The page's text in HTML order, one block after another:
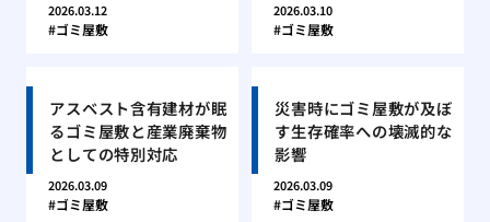
2026.03.12
ゴミ屋敷
2026.03.10
ゴミ屋敷
アスベスト含有建材が眠
るゴミ屋敷と産業廃棄物
としての特別対応
2026.03.09
ゴミ屋敷
災害時にゴミ屋敷が及ぼ
す生存確率への壊滅的な
影響
2026.03.09
ゴミ屋敷